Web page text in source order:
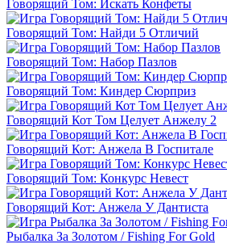
Говорящий Том: Искать Конфеты
Говорящий Том: Найди 5 Отличий
Говорящий Том: Набор Пазлов
Говорящий Том: Киндер Сюрприз
Говорящий Кот Том Целует Анжелу 2
Говорящий Кот: Анжела В Госпитале
Говорящий Том: Конкурс Невест
Говорящий Кот: Анжела У Дантиста
Рыбалка За Золотом / Fishing For Gold